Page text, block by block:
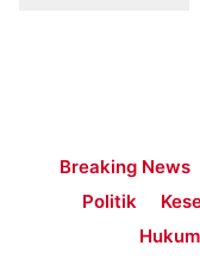
Breaking News
Politik